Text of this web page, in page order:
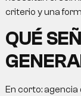
criterio y una
QUÉ
En corto: agencia